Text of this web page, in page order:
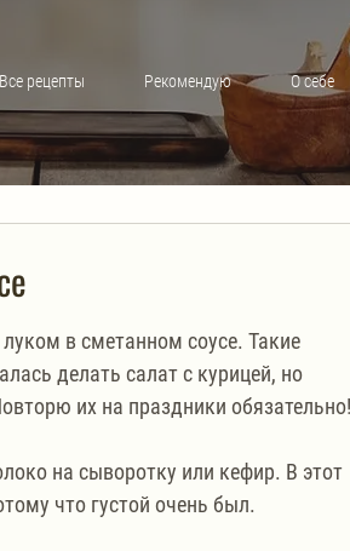
Все рецепты Рекомендую О себе
в сметанном соусе. Такие
делать салат с курицей, но
их на праздники обязательно!
на сыворотку или кефир. В этот
что густой очень был.